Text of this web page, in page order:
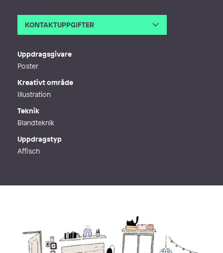
KONTAKTUPPGIFTER
Uppdragsgivare
Poster
Kreativt område
Illustration
Teknik
Blandteknik
Uppdragstyp
Affisch